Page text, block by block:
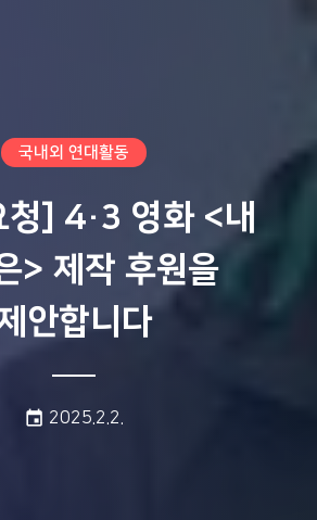
국내외 연대활동
청] 4·3 영화 <내
> 제작 후원을
안합니다
event 게시일:
2025.2.2.